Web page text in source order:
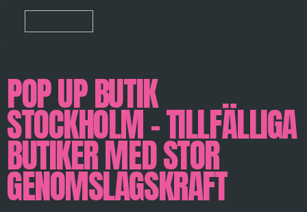
POP UP BUTIK
STOCKHOLM – TILLFÄLLIGA
BUTIKER MED STOR
GENOMSLAGSKRAFT